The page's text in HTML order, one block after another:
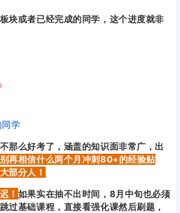
块或者已经完成的同学，这个进度就非
学
那么好考了，涵盖的知识面非常广，出
别再相信什么两个月冲刺80+的经验贴
部分人！
！ 如果实在抽不出时间，8月中旬也必须
过基础课程，直接看强化课然后刷题，